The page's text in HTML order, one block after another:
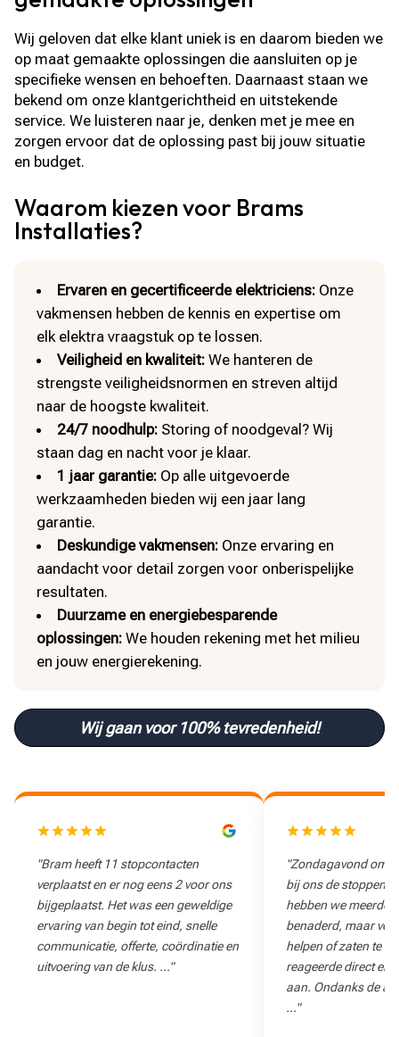
Wij geloven dat elke klant uniek is en daarom bieden we
op maat gemaakte oplossingen die aansluiten op je
specifieke wensen en behoeften. Daarnaast staan we
bekend om onze klantgerichtheid en uitstekende
service. We luisteren naar je, denken met je mee en
zorgen ervoor dat de oplossing past bij jouw situatie
en budget.
Waarom kiezen voor Brams
Installaties?
Ervaren en gecertificeerde elektriciens: Onze
vakmensen hebben de kennis en expertise om
elk elektra vraagstuk op te lossen.
Veiligheid en kwaliteit: We hanteren de
strengste veiligheidsnormen en streven altijd
naar de hoogste kwaliteit.
24/7 noodhulp: Storing of noodgeval? Wij
staan dag en nacht voor je klaar.
1 jaar garantie: Op alle uitgevoerde
werkzaamheden bieden wij een jaar lang
garantie.
Deskundige vakmensen: Onze ervaring en
aandacht voor detail zorgen voor onberispelijke
resultaten.
Duurzame en energiebesparende
oplossingen: We houden rekening met het milieu
en jouw energierekening.
Wij gaan voor 100% tevredenheid!
"Zondagavond om 21:00 uur sloegen
bij ons de stoppen eruit. Via Google
hebben we meerdere elektriciens
benaderd, maar velen konden niet
helpen of zaten te ver weg. Bram
reageerde direct en bood meteen hulp
"Snelle reactie op
denken goed mee